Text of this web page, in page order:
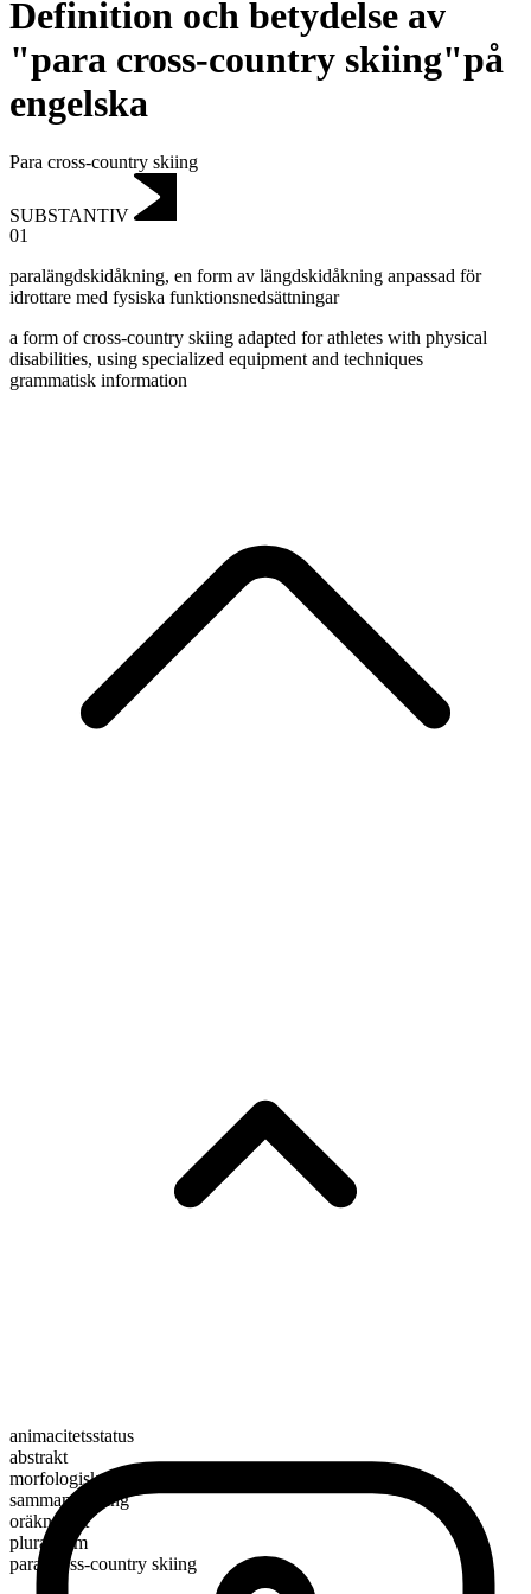
Definition och betydelse av
"para cross-country skiing"på
engelska
Para cross-country skiing
SUBSTANTIV
01
paralängdskidåkning, en form av längdskidåkning anpassad för
idrottare med fysiska funktionsnedsättningar
a form of cross-country skiing adapted for athletes with physical
disabilities, using specialized equipment and techniques
grammatisk information
animacitetsstatus
abstrakt
morfologisk sammansättning
sammansättning
oräknebart
pluralform
para cross-country skiing